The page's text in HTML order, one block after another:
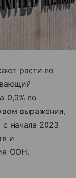
расти по
0,6% по
выражении,
с начала 2023
и
ООН.